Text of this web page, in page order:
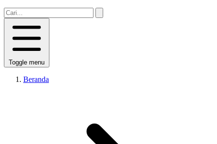
Toggle menu
Beranda